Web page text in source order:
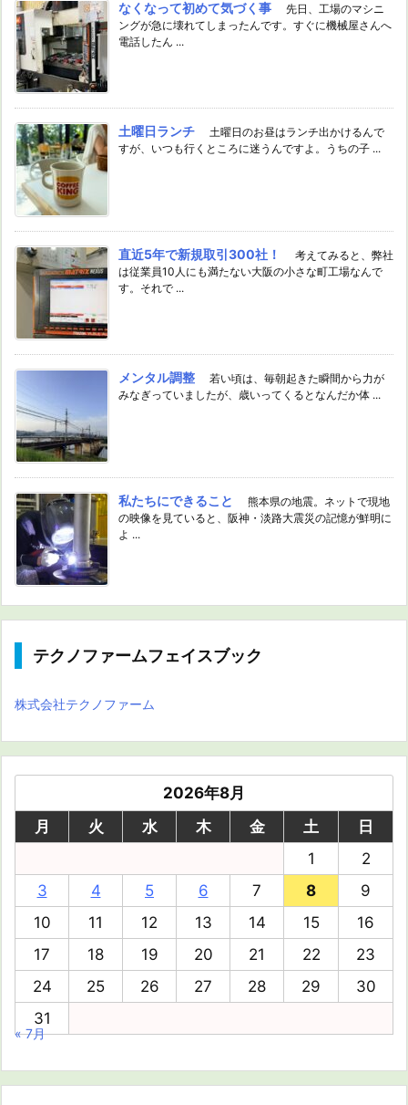
なくなって初めて気づく事
先日、工場のマシニ
ングが急に壊れてしまったんです。すぐに機械屋さんへ
電話したん ...
土曜日ランチ
土曜日のお昼はランチ出かけるんで
すが、いつも行くところに迷うんですよ。うちの子 ...
直近5年で新規取引300社！
考えてみると、弊社
は従業員10人にも満たない大阪の小さな町工場なんで
す。それで ...
メンタル調整
若い頃は、毎朝起きた瞬間から力が
みなぎっていましたが、歳いってくるとなんだか体 ...
私たちにできること
熊本県の地震。ネットで現地
の映像を見ていると、阪神・淡路大震災の記憶が鮮明に
よ ...
テクノファームフェイスブック
株式会社テクノファーム
2026年8月
月
火 水 木 金 土
日
1
2
3
4 5 6 7 8
9
10
11 12 13 14 15
16
17
18 19 20 21 22
23
24
25 26 27 28 29
30
31
« 7月